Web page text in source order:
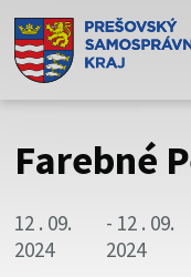
Doména psk.sk je
Toto je oficiálna
Buďte pozorní a vždy
cez zabezpečenú
Farebné
12 . 09.
2024
- 12 . 09.
2024